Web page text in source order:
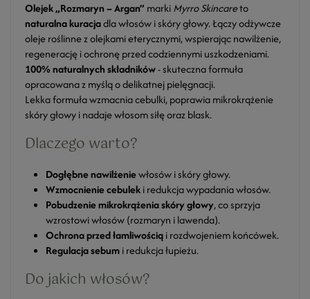
Olejek „Rozmaryn – Argan” markiMyrro Skincareto
naturalna kuracjadla włosów i skóry głowy. Łączy odżywcze
oleje roślinne z olejkami eterycznymi, wspierając nawilżenie,
regenerację i ochronę przed codziennymi uszkodzeniami.
100% naturalnych składników- skuteczna formuła
opracowana z myślą o delikatnej pielęgnacji.
Lekka formuła wzmacnia cebulki, poprawia mikrokrążenie
skóry głowy i nadaje włosom siłę oraz blask.
Dlaczego warto?
Dogłębne nawilżeniewłosów i skóry głowy.
Wzmocnienie cebuleki redukcja wypadania włosów.
Pobudzenie mikrokrążenia skóry głowy, co sprzyja
wzrostowi włosów (rozmaryn i lawenda).
Ochrona przed łamliwościąi rozdwojeniem końcówek.
Regulacja sebumi redukcja łupieżu.
Do jakich włosów?